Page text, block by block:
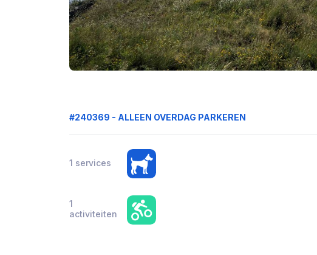
#240369 - ALLEEN OVERDAG PARKEREN
1 services
1
activiteiten